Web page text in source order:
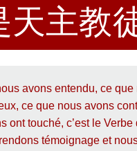
天主教
avons entendu, ce que
ce que nous avons
ont touché, c’est le
témoignage et